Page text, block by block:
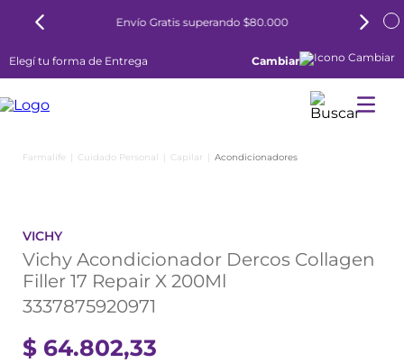
Envío Gratis superando $80.000
Elegí tu forma de Entrega Cambiar
Cuidado Personal Capilar Acondicionadores
VICHY
Vichy Acondicionador Dercos Collagen
Filler 17 Repair X 200Ml
3337875920971
$ 64.802,33